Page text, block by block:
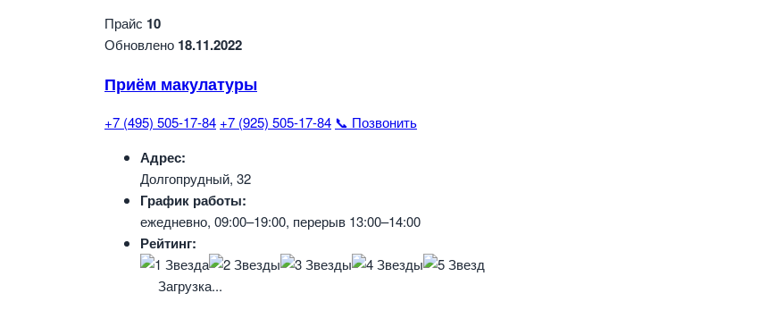
Прайс 10
Обновлено 18.11.2022
Приём макулатуры
+7 (495) 505-17-84 +7 (925) 505-17-84 📞 Позвонить
Адрес:
Долгопрудный, 32
График работы:
ежедневно, 09:00–19:00, перерыв 13:00–14:00
Рейтинг:
Загрузка...